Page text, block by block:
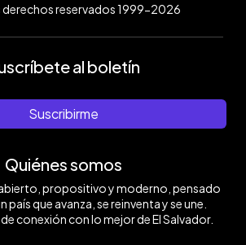
derechos reservados 1999-2026
al boletín
Suscribirme
Quiénes somos
propositivo y moderno, pensado
país que avanza, se reinventa y se une.
conexión con lo mejor de El Salvador.